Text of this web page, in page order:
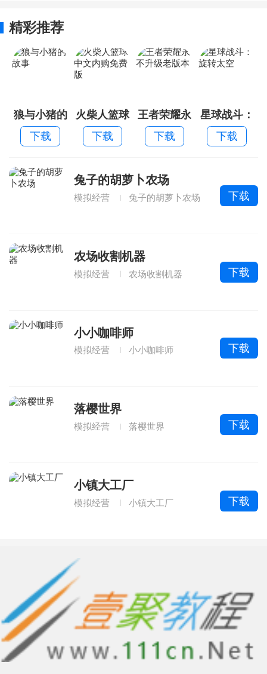
精彩推荐
狼与小猪的
故事
下载
火柴人篮球
中文内购免
费版
下载
王者荣耀永
不升级老版
本
下载
星球战斗：
旋转太空
下载
兔子的胡萝卜农场
模拟经营 兔子的胡萝卜农场 下载
农场收割机器
模拟经营 农场收割机器 下载
小小咖啡师
模拟经营 小小咖啡师 下载
落樱世界
模拟经营 落樱世界 下载
小镇大工厂
模拟经营 小镇大工厂 下载